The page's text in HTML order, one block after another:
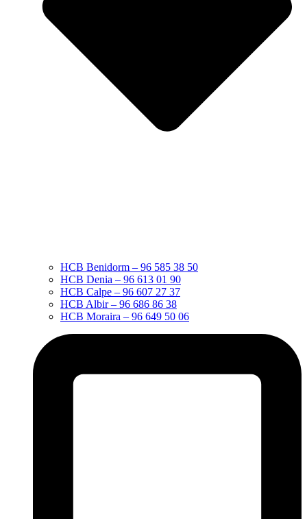
HCB Benidorm – 96 585 38 50
HCB Denia – 96 613 01 90
HCB Calpe – 96 607 27 37
HCB Albir – 96 686 86 38
HCB Moraira – 96 649 50 06